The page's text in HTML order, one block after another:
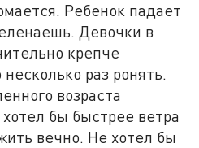
Ребенок падает
Девочки в
крепче
раз ронять.
возраста
бы быстрее ветра
вечно. Не хотел бы